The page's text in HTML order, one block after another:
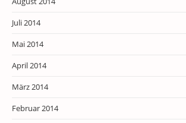
Juli 2014
Mai 2014
April 2014
März 2014
Februar 2014